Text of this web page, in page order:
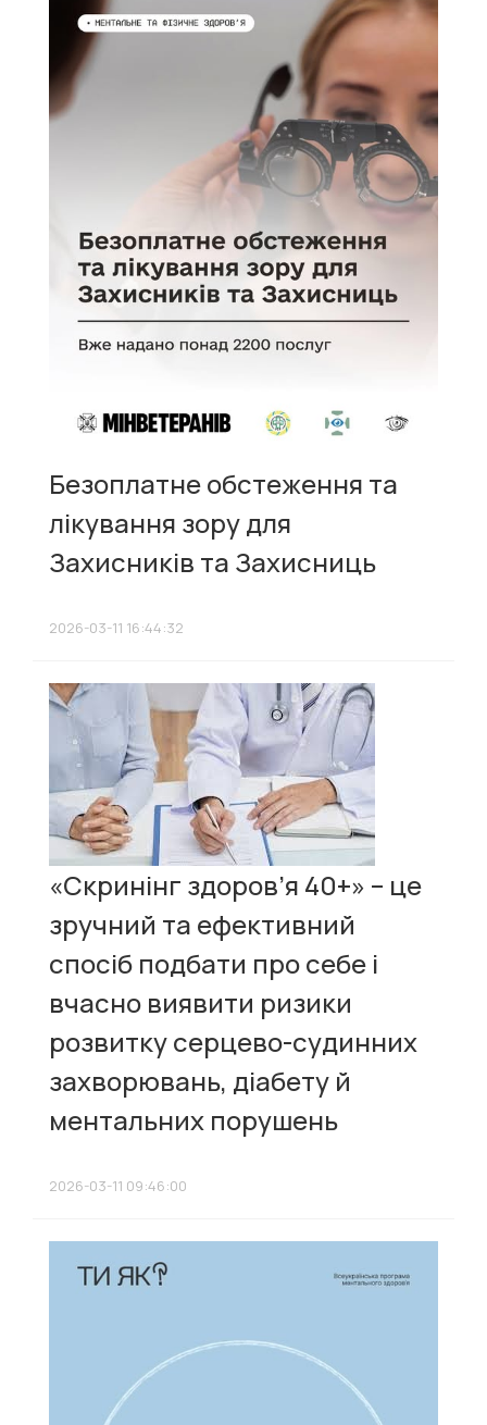
Безоплатне обстеження та
лікування зору для
Захисників та Захисниць
2026-03-11 16:44:32
«Скринінг здоров’я 40+» – це
зручний та ефективний
спосіб подбати про себе і
вчасно виявити ризики
розвитку серцево-судинних
захворювань, діабету й
ментальних порушень
2026-03-11 09:46:00